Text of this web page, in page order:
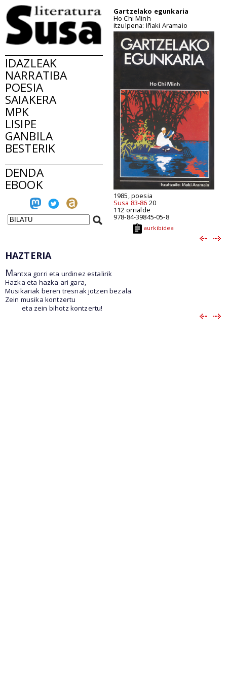
IDAZLEAK
NARRATIBA
POESIA
SAIAKERA
MPK
LISIPE
GANBILA
BESTERIK
DENDA
EBOOK
Gartzelako egunkaria
Ho Chi Minh
itzulpena: Iñaki Aramaio
1985, poesia
Susa 83-86 20
112 orrialde
978-84-39845-05-8
aurkibidea
HAZTERIA
Mantxa gorri eta urdinez estalirik
Hazka eta hazka ari gara,
Musikariak beren tresnak jotzen bezala.
Zein musika kontzertu
eta zein bihotz kontzertu!